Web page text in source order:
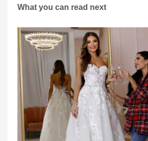
What you can read next